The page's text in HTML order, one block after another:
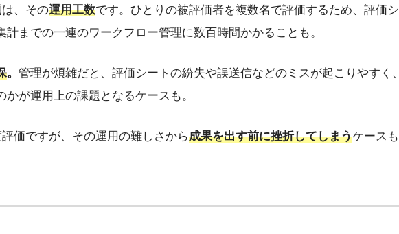
、その運用工数です。ひとりの被評価者を複数名で評価するため、評価シ
計までの一連のワークフロー管理に数百時間かかることも。
。 管理が煩雑だと、評価シートの紛失や誤送信などのミスが起こりやすく、
が運用上の課題となるケースも。
価ですが、その運用の難しさから成果を出す前に挫折してしまうケースも